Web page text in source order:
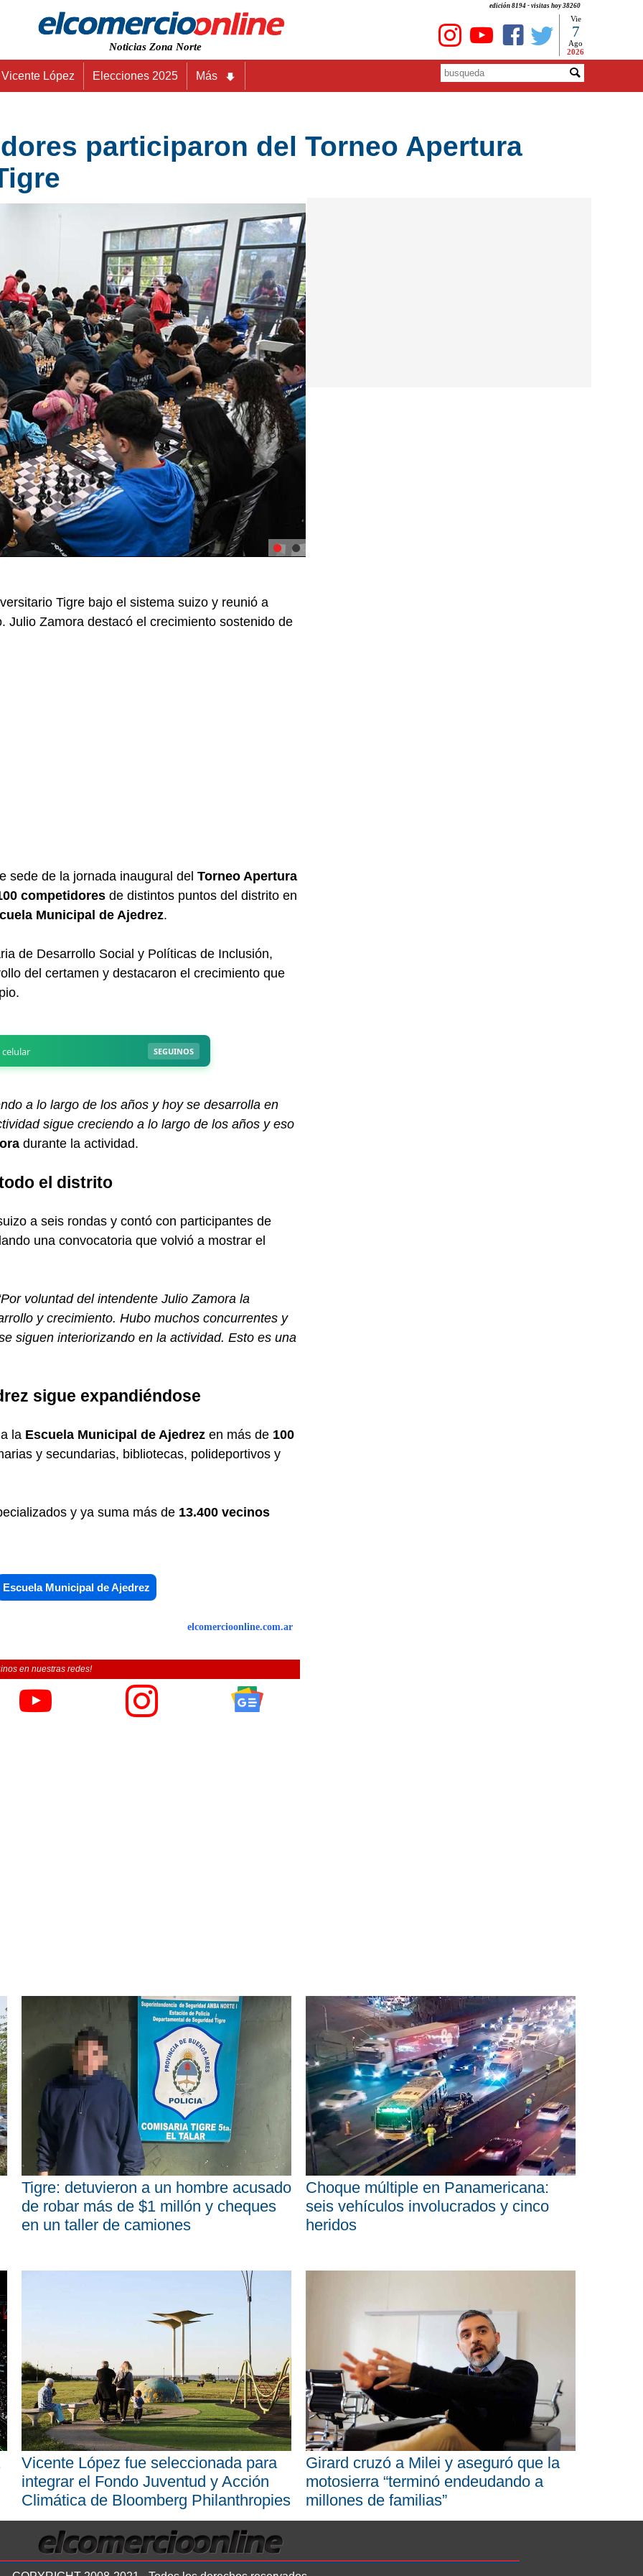
edición 8194 - visitas hoy 38260
Noticias Zona Norte
Vie
7
Ago
2026
Vicente López Elecciones 2025 Más
participaron del Torneo Apertura
Tigre bajo el sistema suizo y reunió a
Julio Zamora destacó el crecimiento sostenido de
sede de la jornada inaugural del Torneo Apertura
competidores de distintos puntos del distrito en
Municipal de Ajedrez.
de Desarrollo Social y Políticas de Inclusión,
del certamen y destacaron el crecimiento que
a lo largo de los años y hoy se desarrolla en
sigue creciendo a lo largo de los años y eso
durante la actividad.
el distrito
a seis rondas y contó con participantes de
una convocatoria que volvió a mostrar el
voluntad del intendente Julio Zamora la
y crecimiento. Hubo muchos concurrentes y
siguen interiorizando en la actividad. Esto es una
sigue expandiéndose
la Escuela Municipal de Ajedrez en más de 100
y secundarias, bibliotecas, polideportivos y
y ya suma más de 13.400 vecinos
Escuela Municipal de Ajedrez
elcomercioonline.com.ar
en nuestras redes!
Tigre: detuvieron a un hombre acusado
de robar más de $1 millón y cheques
en un taller de camiones
Choque múltiple en Panamericana:
seis vehículos involucrados y cinco
heridos
Vicente López fue seleccionada para
integrar el Fondo Juventud y Acción
Climática de Bloomberg Philanthropies
Girard cruzó a Milei y aseguró que la
motosierra “terminó endeudando a
millones de familias”